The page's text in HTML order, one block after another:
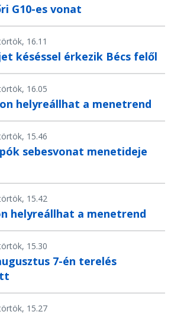
G10-es vonat
16.11
késéssel érkezik Bécs felől
16.05
helyreállhat a menetrend
15.46
sebesvonat menetideje
15.42
helyreállhat a menetrend
15.30
7-én terelés
15.27